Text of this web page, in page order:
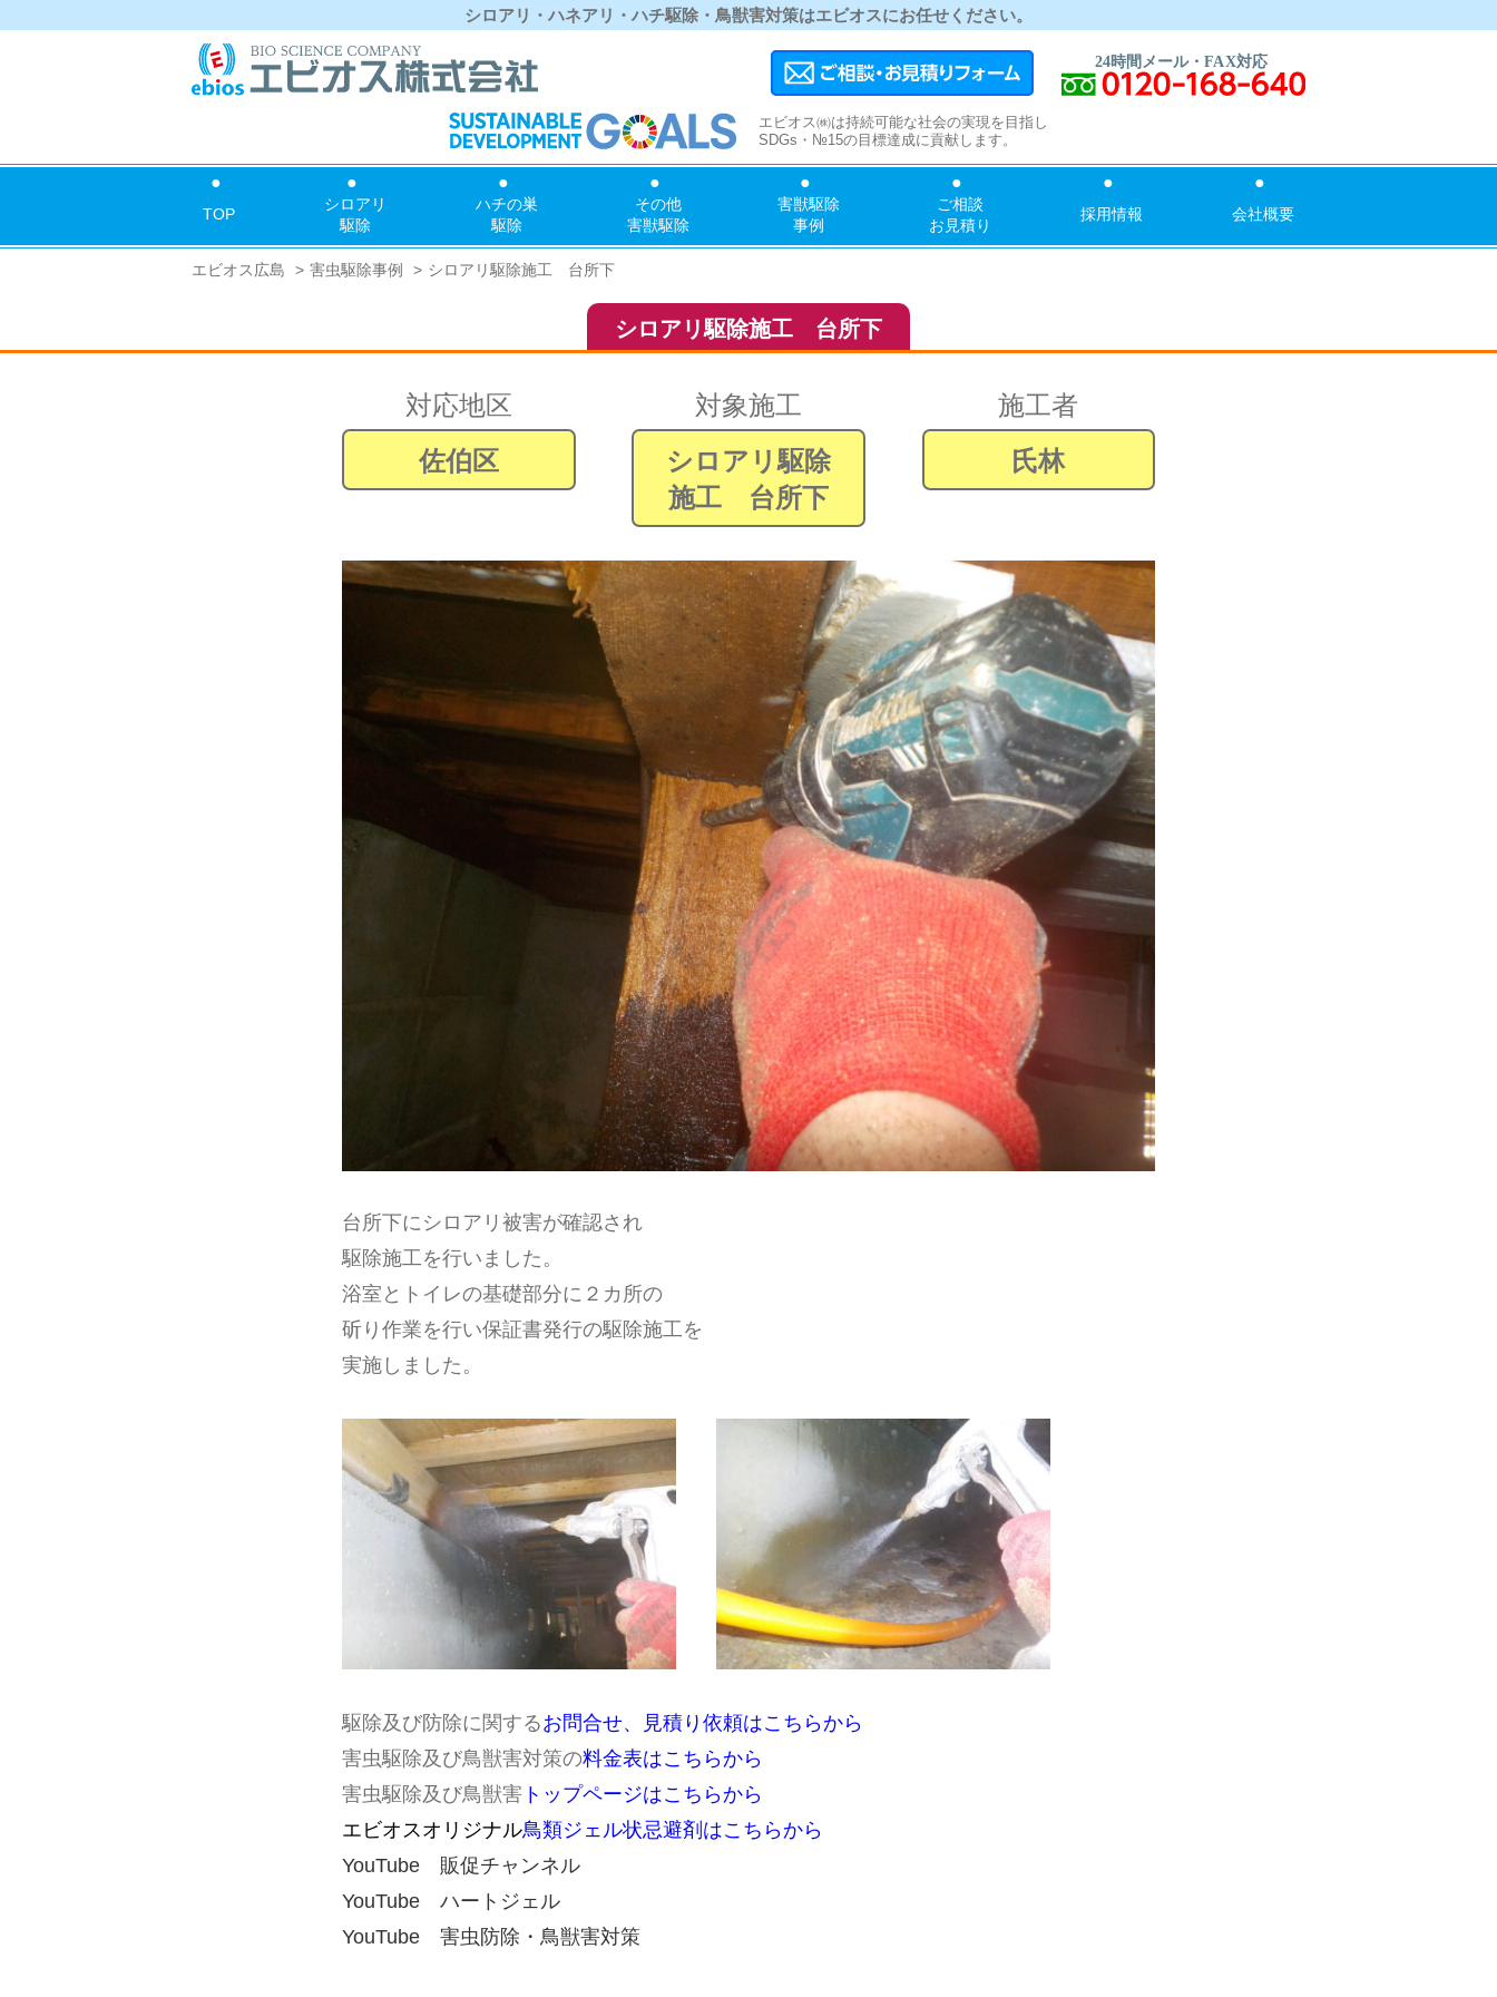
シロアリ・ハネアリ・ハチ駆除・鳥獣害対策はエビオスにお任せください。
エビオス㈱は持続可能な社会の実現を目指し
SDGs・№15の目標達成に貢献します。
TOP
シロアリ
駆除
ハチの巣
駆除
その他
害獣駆除
害獣駆除
事例
ご相談
お見積り
採用情報 会社概要
エビオス広島 害虫駆除事例 シロアリ駆除施工 台所下
シロアリ駆除施工 台所下
対応地区
佐伯区
対象施工
シロアリ駆除
施工 台所下
施工者
氏林
台所下にシロアリ被害が確認され
駆除施工を行いました。
浴室とトイレの基礎部分に２カ所の
斫り作業を行い保証書発行の駆除施工を
実施しました。
駆除及び防除に関するお問合せ、見積り依頼はこちらから
害虫駆除及び鳥獣害対策の料金表はこちらから
害虫駆除及び鳥獣害 トップページはこちらから
エビオスオリジナル鳥類ジェル状忌避剤はこちらから
YouTube 販促チャンネル
YouTube ハートジェル
YouTube 害虫防除・鳥獣害対策